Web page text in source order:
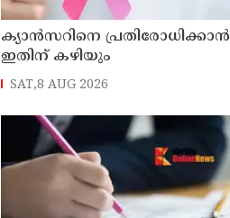
ക്യാൻസറിനെ പ്രതിരോധിക്കാൻ
ഇതിന് കഴിയും
SAT,8 AUG 2026